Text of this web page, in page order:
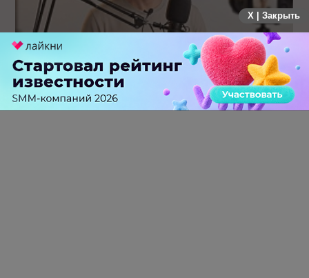
Российский рынок инфлюенс-маркетинга вошел в фазу
стагнации после нескольких лет роста
X | Закрыть